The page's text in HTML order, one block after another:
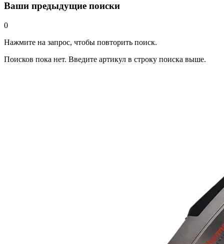
Ваши предыдущие поиски
0
Нажмите на запрос, чтобы повторить поиск.
Поисков пока нет. Введите артикул в строку поиска выше.